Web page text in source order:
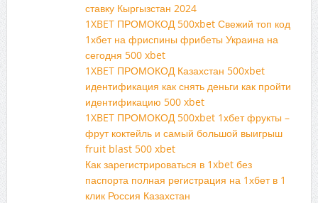
ставку Кыргызстан 2024
1XBET ПРОМОКОД 500xbet Свежий топ код
1хбет на фриспины фрибеты Украина на
сегодня 500 xbet
1XBET ПРОМОКОД Казахстан 500xbet
идентификация как снять деньги как пройти
идентификацию 500 xbet
1XBET ПРОМОКОД 500xbet 1хбет фрукты –
фрут коктейль и самый большой выигрыш
fruit blast 500 xbet
Как зарегистрироваться в 1xbet без
паспорта полная регистрация на 1хбет в 1
клик Россия Казахстан